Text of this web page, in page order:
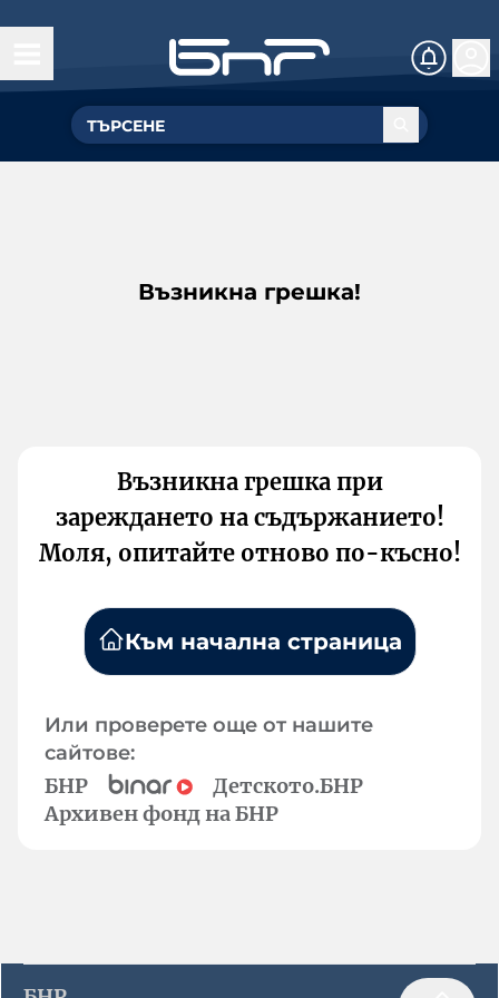
Възникна грешка!
Възникна грешка при
зареждането на съдържанието!
Моля, опитайте отново по-късно!
Към начална страница
Или проверете още от нашите
сайтове:
БНР
Детското.БНР
Архивен фонд на БНР